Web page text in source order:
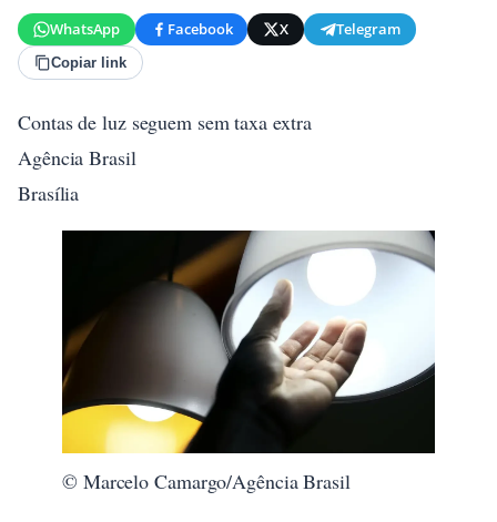
WhatsApp Facebook X Telegram
Copiar link
Contas de luz seguem sem taxa extra
Agência Brasil
Brasília
© Marcelo Camargo/Agência Brasil